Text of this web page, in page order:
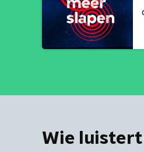
Wie luistert